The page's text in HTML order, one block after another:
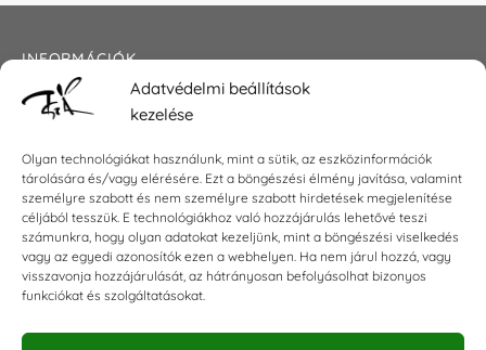
Adatvédelmi beállítások
kezelése
Olyan technológiákat használunk, mint a sütik, az eszközinformációk
tárolására és/vagy elérésére. Ezt a böngészési élmény javítása, valamint
személyre szabott és nem személyre szabott hirdetések megjelenítése
céljából tesszük. E technológiákhoz való hozzájárulás lehetővé teszi
számunkra, hogy olyan adatokat kezeljünk, mint a böngészési viselkedés
vagy az egyedi azonosítók ezen a webhelyen. Ha nem járul hozzá, vagy
visszavonja hozzájárulását, az hátrányosan befolyásolhat bizonyos
funkciókat és szolgáltatásokat.
INFORMÁCIÓK
Általános szerződési feltételek
Impresszum
KAPCSOLAT
E-mail:shop@torokszilvi.com
Telefon: +36 30 6767872